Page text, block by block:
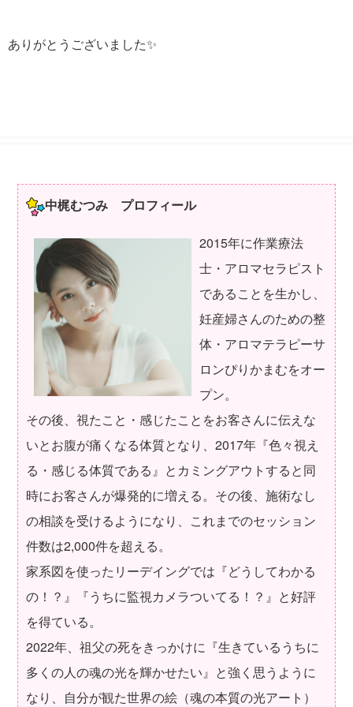
ありがとうございました✨
中梶むつみ プロフィール
2015年に作業療法
士・アロマセラピスト
であることを生かし、
妊産婦さんのための整
体・アロマテラピーサ
ロンぴりかまむをオー
プン。
その後、視たこと・感じたことをお客さんに伝えな
いとお腹が痛くなる体質となり、2017年『色々視え
る・感じる体質である』とカミングアウトすると同
時にお客さんが爆発的に増える。その後、施術なし
の相談を受けるようになり、これまでのセッション
件数は2,000件を超える。
家系図を使ったリーデイングでは『どうしてわかる
の！？』『うちに監視カメラついてる！？』と好評
を得ている。
2022年、祖父の死をきっかけに『生きているうちに
多くの人の魂の光を輝かせたい』と強く思うように
なり、自分が観た世界の絵（魂の本質の光アート）